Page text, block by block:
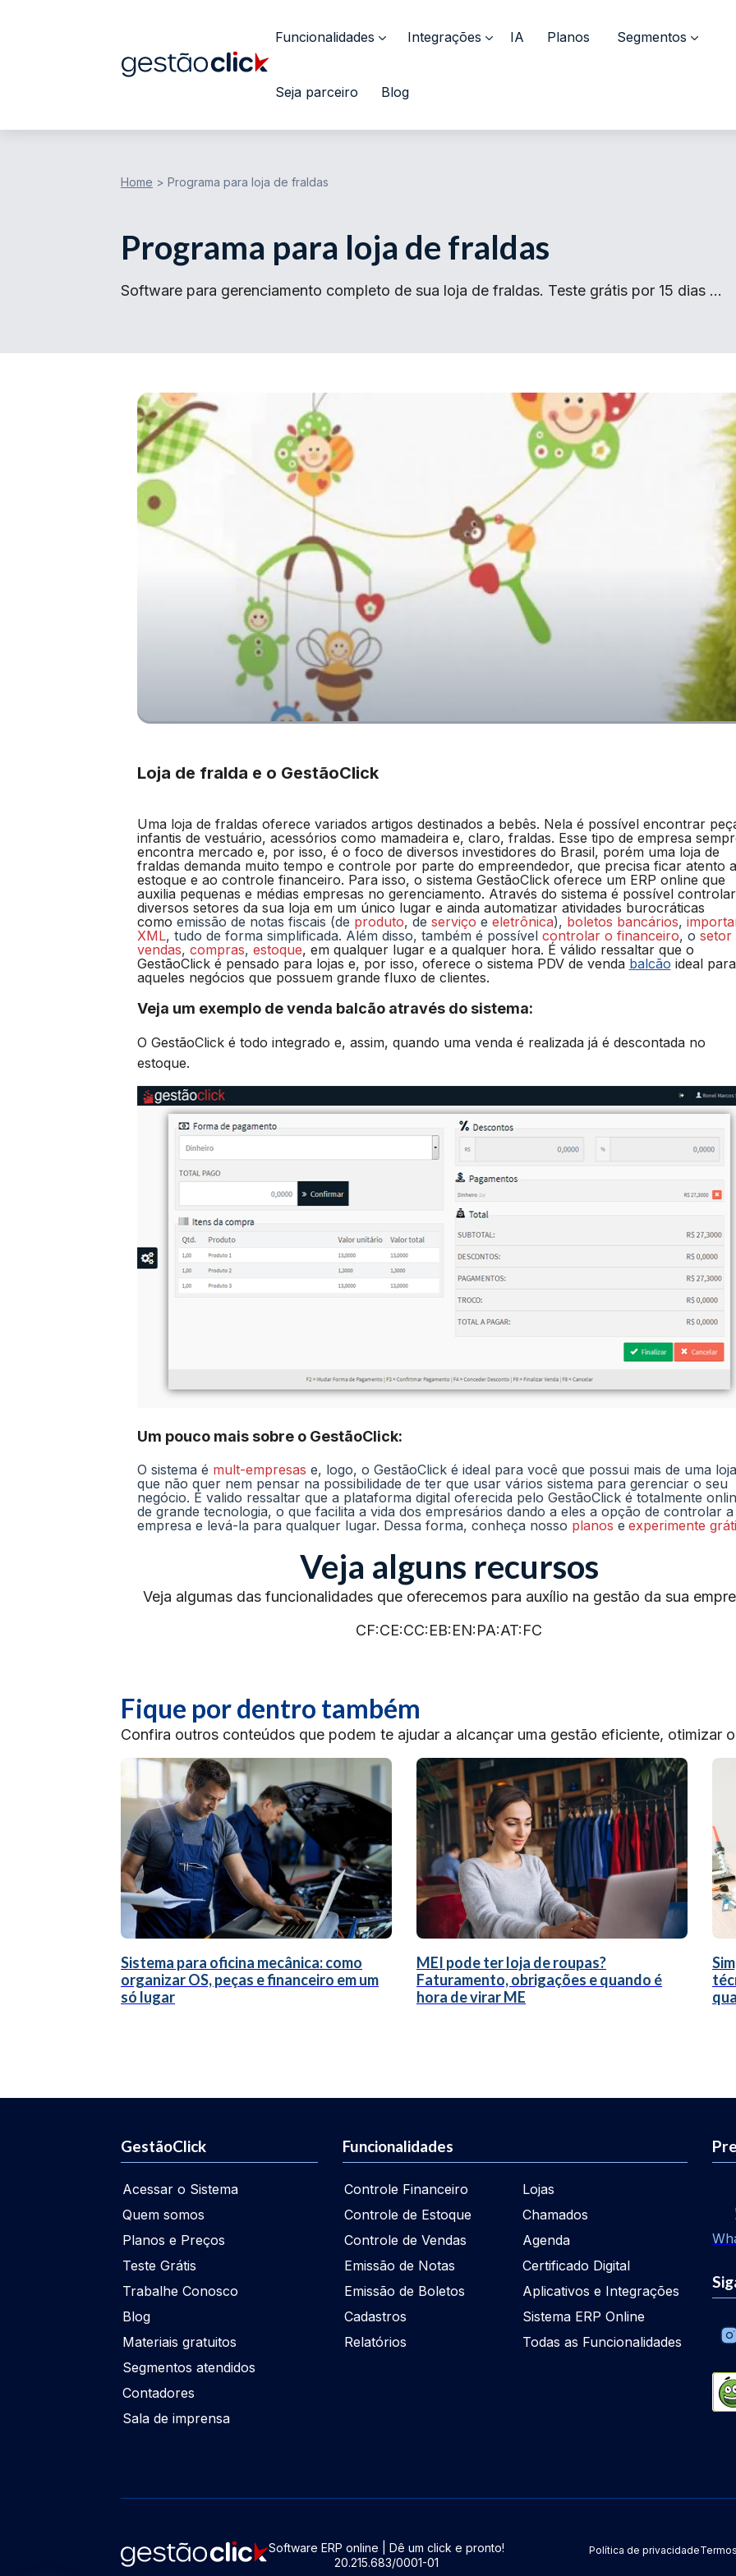
Funcionalidades Integrações IA Planos Segmentos
Seja parceiro Blog
Home > Programa para loja de fraldas
Programa para loja de fraldas
Software para gerenciamento completo de sua loja de fraldas. Teste grátis por 15 dias …
Loja de fralda e o GestãoClick
Uma loja de fraldas oferece variados artigos destinados a bebês. Nela é possível encontrar
infantis de vestuário, acessórios como mamadeira e, claro, fraldas. Esse tipo de empresa
encontra mercado e, por isso, é o foco de diversos investidores do Brasil, porém uma loja de
fraldas demanda muito tempo e controle por parte do empreendedor, que precisa ficar atento
estoque e ao controle financeiro. Para isso, o sistema GestãoClick oferece um ERP online que
auxilia pequenas e médias empresas no gerenciamento. Através do sistema é possível controlar
diversos setores da sua loja em um único lugar e ainda automatizar atividades burocráticas
como emissão de notas fiscais (de produto, de serviço e eletrônica), boletos bancários,
XML, tudo de forma simplificada. Além disso, também é possível controlar o financeiro, o setor
vendas, compras, estoque, em qualquer lugar e a qualquer hora. É válido ressaltar que o
GestãoClick é pensado para lojas e, por isso, oferece o sistema PDV de venda balcão ideal para
aqueles negócios que possuem grande fluxo de clientes.
Veja um exemplo de venda balcão através do sistema:
O GestãoClick é todo integrado e, assim, quando uma venda é realizada já é descontada no
estoque.
Um pouco mais sobre o GestãoClick:
O sistema é mult-empresas e, logo, o GestãoClick é ideal para você que possui mais de uma
que não quer nem pensar na possibilidade de ter que usar vários sistema para gerenciar o seu
negócio. É valido ressaltar que a plataforma digital oferecida pelo GestãoClick é totalmente
de grande tecnologia, o que facilita a vida dos empresários dando a eles a opção de controlar a
empresa e levá-la para qualquer lugar. Dessa forma, conheça nosso planos e experimente
Veja alguns recursos
Veja algumas das funcionalidades que oferecemos para auxílio na gestão da sua
CF:CE:CC:EB:EN:PA:AT:FC
Fique por dentro também
Confira outros conteúdos que podem te ajudar a alcançar uma gestão eficiente, otimizar
Sistema para oficina mecânica: como
organizar OS, peças e financeiro em um
só lugar
MEI pode ter loja de roupas?
Faturamento, obrigações e quando é
hora de virar ME
GestãoClick
Acessar o Sistema
Quem somos
Planos e Preços
Teste Grátis
Trabalhe Conosco
Blog
Materiais gratuitos
Segmentos atendidos
Contadores
Sala de imprensa
Funcionalidades
Controle Financeiro
Controle de Estoque
Controle de Vendas
Emissão de Notas
Emissão de Boletos
Cadastros
Relatórios
Lojas
Chamados
Agenda
Certificado Digital
Aplicativos e Integrações
Sistema ERP Online
Todas as Funcionalidades
Software ERP online | Dê um click e pronto!
20.215.683/0001-01
Política de privacidade